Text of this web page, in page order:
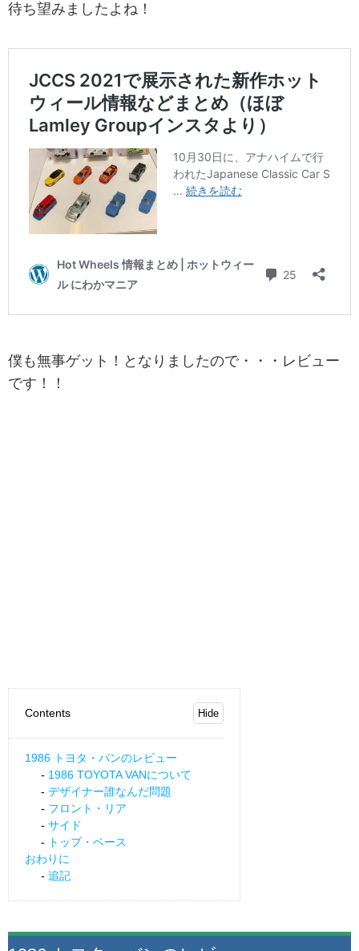
待ち望みましたよね！
僕も無事ゲット！となりましたので・・・レビュー
です！！
Contents
1986 トヨタ・バンのレビュー
1986 TOYOTA VANについて
デザイナー誰なんだ問題
フロント・リア
サイド
トップ・ベース
おわりに
追記